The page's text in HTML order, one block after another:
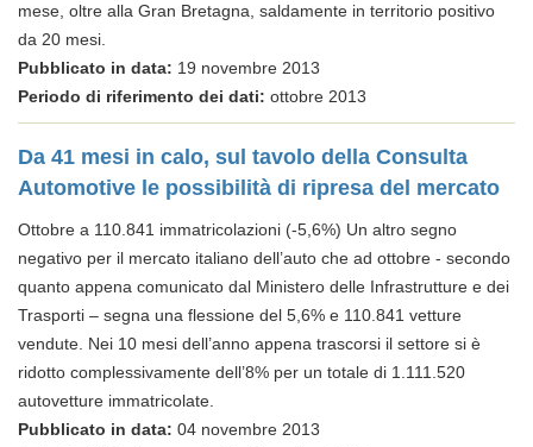
mese, oltre alla Gran Bretagna, saldamente in territorio positivo
da 20 mesi.
Pubblicato in data: 19 novembre 2013
Periodo di riferimento dei dati: ottobre 2013
Da 41 mesi in calo, sul tavolo della Consulta
Automotive le possibilità di ripresa del mercato
Ottobre a 110.841 immatricolazioni (-5,6%) Un altro segno
negativo per il mercato italiano dell’auto che ad ottobre - secondo
quanto appena comunicato dal Ministero delle Infrastrutture e dei
Trasporti – segna una flessione del 5,6% e 110.841 vetture
vendute. Nei 10 mesi dell’anno appena trascorsi il settore si è
ridotto complessivamente dell’8% per un totale di 1.111.520
autovetture immatricolate.
Pubblicato in data: 04 novembre 2013